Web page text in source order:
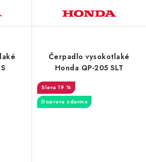
Čerpadlo vysokotlaké
Honda QP-205 SLT
19 %
Doprava zdarma